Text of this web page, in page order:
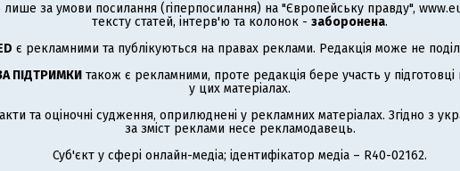
за умови посилання (гіперпосилання) на "Європейську правду",
тексту статей, інтерв'ю та колонок - заборонена.
є рекламними та публікуються на правах реклами. Редакція може не
ПІДТРИМКИтакож є рекламними, проте редакція бере участь у підготовці
у цих матеріалах.
та оціночні судження, оприлюднені у рекламних матеріалах. Згідно з
за зміст реклами несе рекламодавець.
Суб'єкт у сфері онлайн-медіа; ідентифікатор медіа – R40-02162.